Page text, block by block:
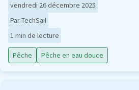
vendredi 26 décembre 2025
Par TechSail
1 min de lecture
Pêche Pêche en eau douce